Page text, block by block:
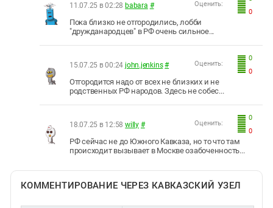
0
Оценить:
11.07.25 в 02:28 babara #
Пока близко не отгородились, лобби
"дружданародцев" в РФ очень сильное...
0
0
Оценить:
15.07.25 в 00:24 john.jenkins #
Отгородится надо от всех не близких и не
родственных РФ народов. Здесь не собес...
0
0
Оценить:
18.07.25 в 12:58 willy #
РФ сейчас не до Южного Кавказа, но то что там
происходит вызывает в Москве озабоченность...
КОММЕНТИРОВАНИЕ ЧЕРЕЗ КАВКАЗСКИЙ УЗЕЛ